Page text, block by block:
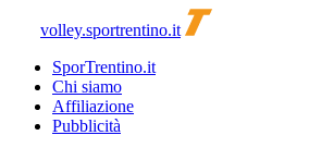
volley.sportrentino.it
SporTrentino.it
Chi siamo
Affiliazione
Pubblicità